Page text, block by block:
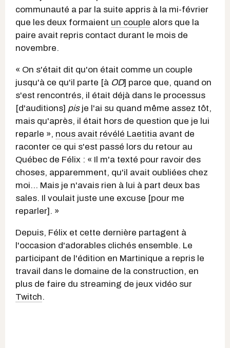
communauté a par la suite appris à la mi-février
que les deux formaient un couple alors que la
paire avait repris contact durant le mois de
novembre.
« On s'était dit qu'on était comme un couple
jusqu'à ce qu'il parte [à OD] parce que, quand on
s'est rencontrés, il était déjà dans le processus
[d'auditions] pisje l'ai su quand même assez tôt,
mais qu'après, il était hors de question que je lui
reparle », nous avait révélé Laetitia avant de
raconter ce qui s'est passé lors du retour au
Québec de Félix : « Il m'a texté pour ravoir des
choses, apparemment, qu'il avait oubliées chez
moi... Mais je n'avais rien à lui à part deux bas
sales. Il voulait juste une excuse [pour me
reparler]. »
Depuis, Félix et cette dernière partagent à
l'occasion d'adorables clichés ensemble. Le
participant de l'édition en Martinique a repris le
travail dans le domaine de la construction, en
plus de faire du streaming de jeux vidéo sur
Twitch.